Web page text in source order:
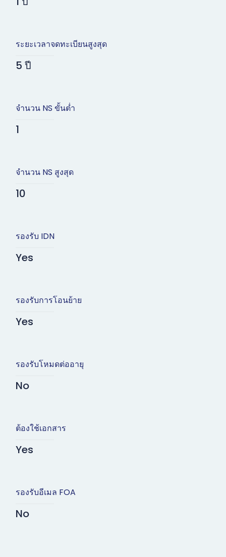
ระยะเวลาจดทะเบียนสูงสุด
5 ปี
จำนวน NS ขั้นต่ำ
1
จำนวน NS สูงสุด
10
รองรับ IDN
Yes
รองรับการโอนย้าย
Yes
รองรับโหมดต่ออายุ
No
ต้องใช้เอกสาร
Yes
รองรับอีเมล FOA
No